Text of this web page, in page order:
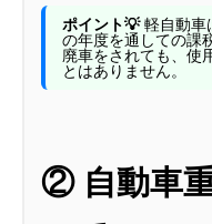
ポイント💡軽自動車
の年度を通しての課
廃車をされても、使
とはありません。
② 自動車